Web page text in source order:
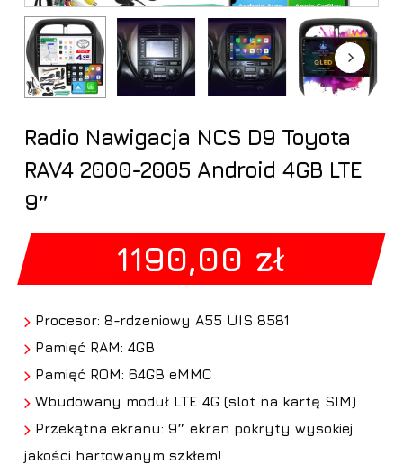
Radio Nawigacja NCS D9 Toyota
RAV4 2000-2005 Android 4GB LTE
9″
1190,00 zł
Procesor: 8-rdzeniowy A55 UIS 8581
Pamięć RAM: 4GB
Pamięć ROM: 64GB eMMC
Wbudowany moduł LTE 4G (slot na kartę SIM)
Przekątna ekranu: 9″ ekran pokryty wysokiej
jakości hartowanym szkłem!